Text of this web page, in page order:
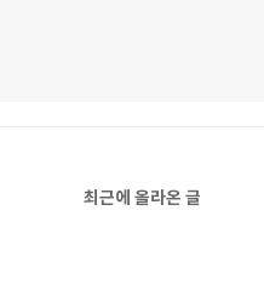
최근에 올라온 글